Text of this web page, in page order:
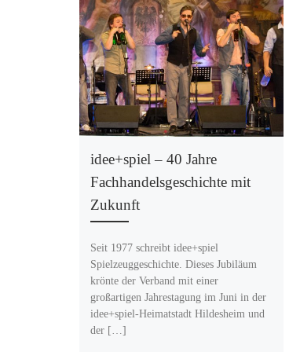
idee+spiel – 40 Jahre
Fachhandelsgeschichte mit
Zukunft
Seit 1977 schreibt idee+spiel
Spielzeuggeschichte. Dieses Jubiläum
krönte der Verband mit einer
großartigen Jahrestagung im Juni in der
idee+spiel-Heimatstadt Hildesheim und
der […]